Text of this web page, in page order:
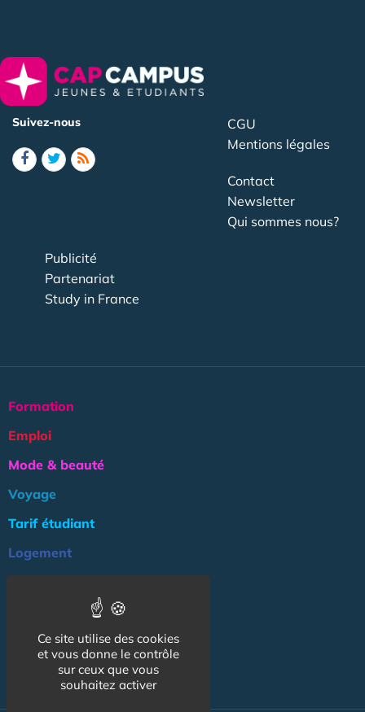
Suivez-nous
CGU
Mentions légales
Contact
Newsletter
Qui sommes nous?
Publicité
Partenariat
Study in France
Formation
Emploi
Mode & beauté
Voyage
Tarif étudiant
Logement
Association
NOS AUTRES SITES :
Ce site utilise des cookies
et vous donne le contrôle
sur ceux que vous
souhaitez activer